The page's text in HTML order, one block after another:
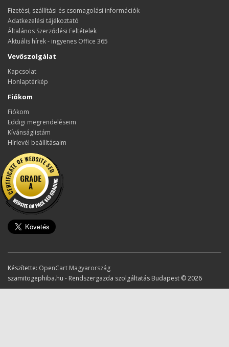
Fizetési, szállítási és csomagolási információk
Adatkezelési tájékoztató
Általános Szerződési Feltételek
Aktuális hírek - ingyenes Office 365
Vevőszolgálat
Kapcsolat
Honlaptérkép
Fiókom
Fiókom
Eddigi megrendeléseim
Kívánságlistám
Hírlevél beállításaim
Készítette: OpenCart Magyarország
szamitogephiba.hu - Rendszergazda szolgáltatás Budapest © 2026